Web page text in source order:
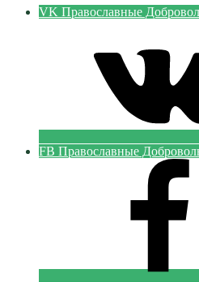
VK Православные
FB Православные